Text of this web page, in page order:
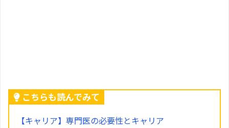
こちらも読んでみて
【キャリア】専門医の必要性とキャリア